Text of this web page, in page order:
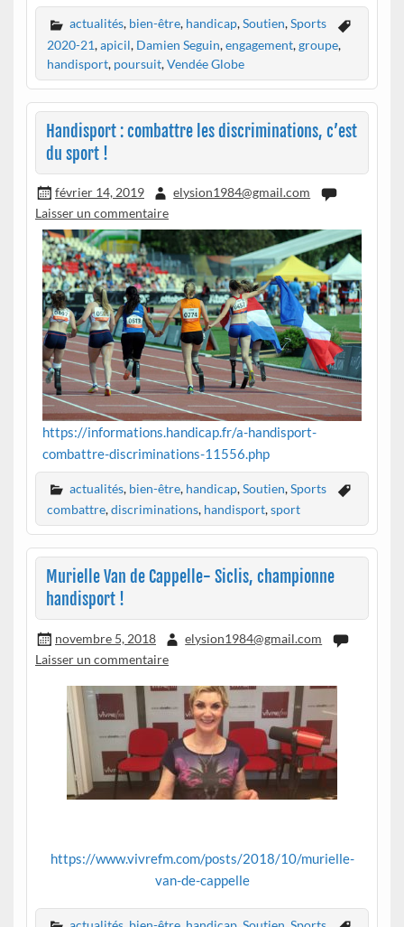
actualités, bien-être, handicap,Soutien,Sports
2020-21,apicil, Damien Seguin,engagement,groupe,
handisport, poursuit,Vendée Globe
Handisport : combattre les discriminations, c’est
du sport !
février 14, 2019
elysion1984@gmail.com
Laisser un commentaire
https://informations.handicap.fr/a-handisport-
combattre-discriminations-11556.php
actualités, bien-être, handicap,Soutien,Sports
combattre,discriminations, handisport,sport
Murielle Van de Cappelle- Siclis, championne
handisport !
novembre 5, 2018
elysion1984@gmail.com
Laisser un commentaire
https://www.vivrefm.com/posts/2018/10/murielle-
van-de-cappelle